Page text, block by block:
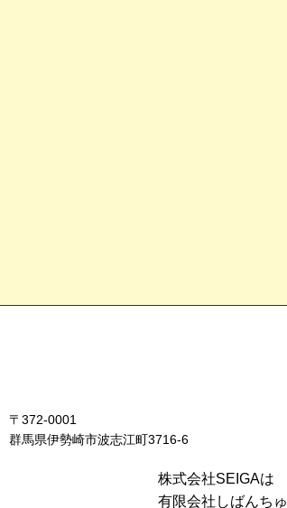
〒372-0001
群馬県伊勢崎市波志江町3716-6
株式会社SEIGAは
有限会社しばんちゅ